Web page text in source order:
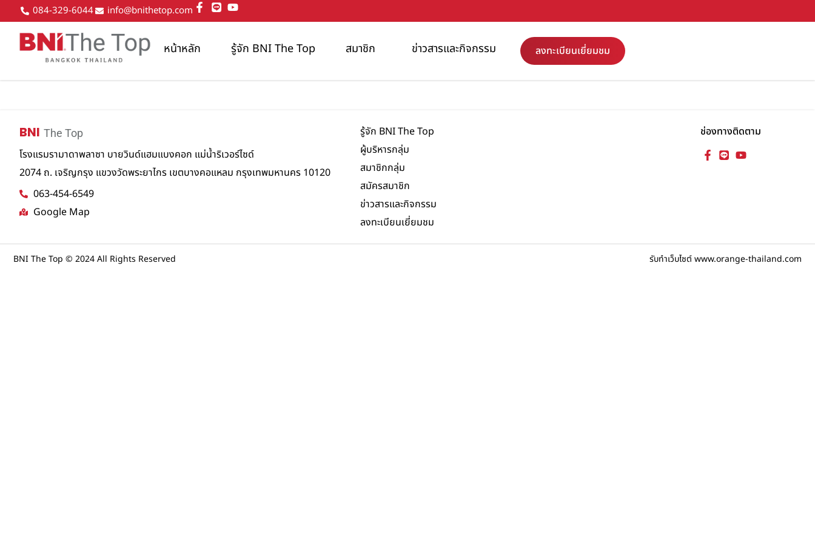
084-329-6044 info@bnithetop.com
หน้าหลัก รู้จัก BNI The Top สมาชิก ข่าวสารและกิจกรรม ลงทะเบียนเยี่ยมชม
BNI The Top
โรงแรมรามาดาพลาซา บายวินด์แฮมแบงคอก แม่น้ำริเวอร์ไซด์
2074 ถ. เจริญกรุง แขวงวัดพระยาไกร เขตบางคอแหลม กรุงเทพมหานคร 10120
063-454-6549
Google Map
รู้จัก BNI The Top
ผู้บริหารกลุ่ม
สมาชิกกลุ่ม
สมัครสมาชิก
ข่าวสารและกิจกรรม
ลงทะเบียนเยี่ยมชม
ช่องทางติดตาม
BNI The Top © 2024 All Rights Reserved รับทำเว็บไซต์ www.orange-thailand.com